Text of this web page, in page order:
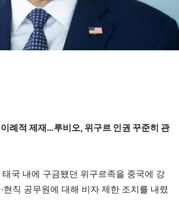
례적 제재…루비오, 위구르 인권 꾸준히 관
국 내에 구금됐던 위구르족을 중국에 강
현직 공무원에 대해 비자 제한 조치를 내렸